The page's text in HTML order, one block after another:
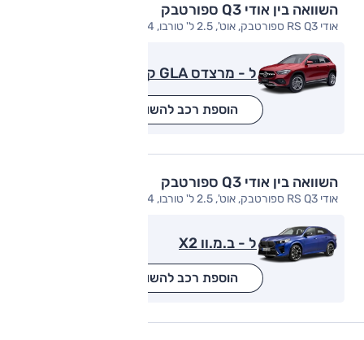
השוואה בין אודי Q3 ספורטבק
אודי RS Q3 ספורטבק, אוט', 2.5 ל' טורבו, 4x4
ל - מרצדס GLA קלאס
הוספת רכב להשוואה
השוואה בין אודי Q3 ספורטבק
אודי RS Q3 ספורטבק, אוט', 2.5 ל' טורבו, 4x4
ל - ב.מ.וו X2
הוספת רכב להשוואה